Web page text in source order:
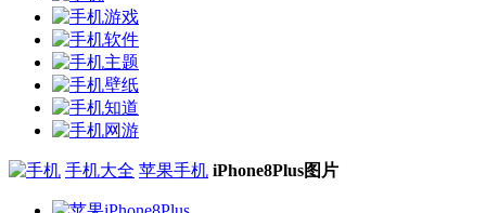
手机大全 苹果手机 iPhone8Plus图片